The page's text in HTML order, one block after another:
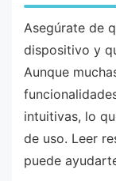
Asegúrate de
dispositivo y
Aunque
intuitivas, lo
de uso. Leer
puede